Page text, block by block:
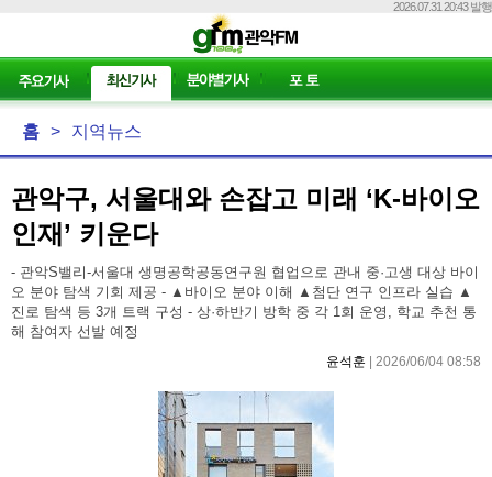
2026.07.31 20:43 발행
홈 > 지역뉴스
관악구, 서울대와 손잡고 미래 ‘K-바이오
인재’ 키운다
- 관악S밸리-서울대 생명공학공동연구원 협업으로 관내 중·고생 대상 바이
오 분야 탐색 기회 제공 - ▲바이오 분야 이해 ▲첨단 연구 인프라 실습 ▲
진로 탐색 등 3개 트랙 구성 - 상·하반기 방학 중 각 1회 운영, 학교 추천 통
해 참여자 선발 예정
윤석훈 | 2026/06/04 08:58